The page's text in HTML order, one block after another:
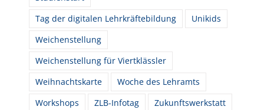
Tag der digitalen Lehrkräftebildung
Unikids
Weichenstellung
Weichenstellung für Viertklässler
Weihnachtskarte
Woche des Lehramts
Workshops
ZLB-Infotag
Zukunftswerkstatt